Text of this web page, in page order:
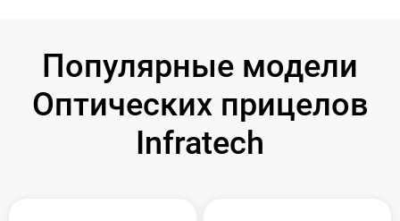
Популярные модели
Оптических прицелов
Infratech